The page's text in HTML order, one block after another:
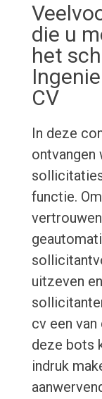
die u
het
CV
In deze
ontvangen
functie.
uitzeven
cv een
deze bots
indruk